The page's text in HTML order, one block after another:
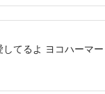
てるよ ヨコハーマ